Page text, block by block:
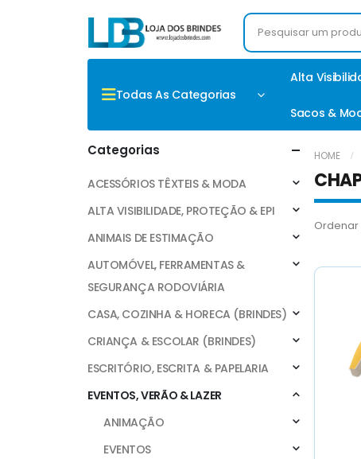
Todas As Categorias
Alta
Sacos &
HOME
Ordenar
Categorias
ACESSÓRIOS TÊXTEIS & MODA
ALTA VISIBILIDADE, PROTEÇÃO & EPI
ANIMAIS DE ESTIMAÇÃO
AUTOMÓVEL, FERRAMENTAS &
SEGURANÇA RODOVIÁRIA
CASA, COZINHA & HORECA (BRINDES)
CRIANÇA & ESCOLAR (BRINDES)
ESCRITÓRIO, ESCRITA & PAPELARIA
EVENTOS, VERÃO & LAZER
ANIMAÇÃO
EVENTOS